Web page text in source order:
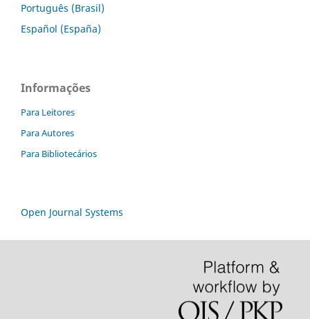
Português (Brasil)
Español (España)
Informações
Para Leitores
Para Autores
Para Bibliotecários
Open Journal Systems